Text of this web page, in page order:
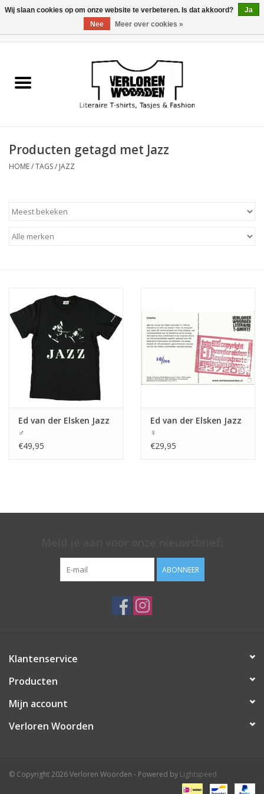
Heren
Tasjes
Producten getagd met Jazz
HOME/TAGS/ JAZZ
Ed van der Elsken Jazz
♂
€49,95
Ed van der Elsken Jazz
♀
€29,95
ABONNEER
Klantenservice
Producten
Mijn account
Verloren Woorden
© Copyright 2026 Verloren Woorden - Powered by Lightspeed
Wij slaan cookies op om onze website te verbeteren. Is dat akkoord?
Ja
Nee
Meer over cookies »